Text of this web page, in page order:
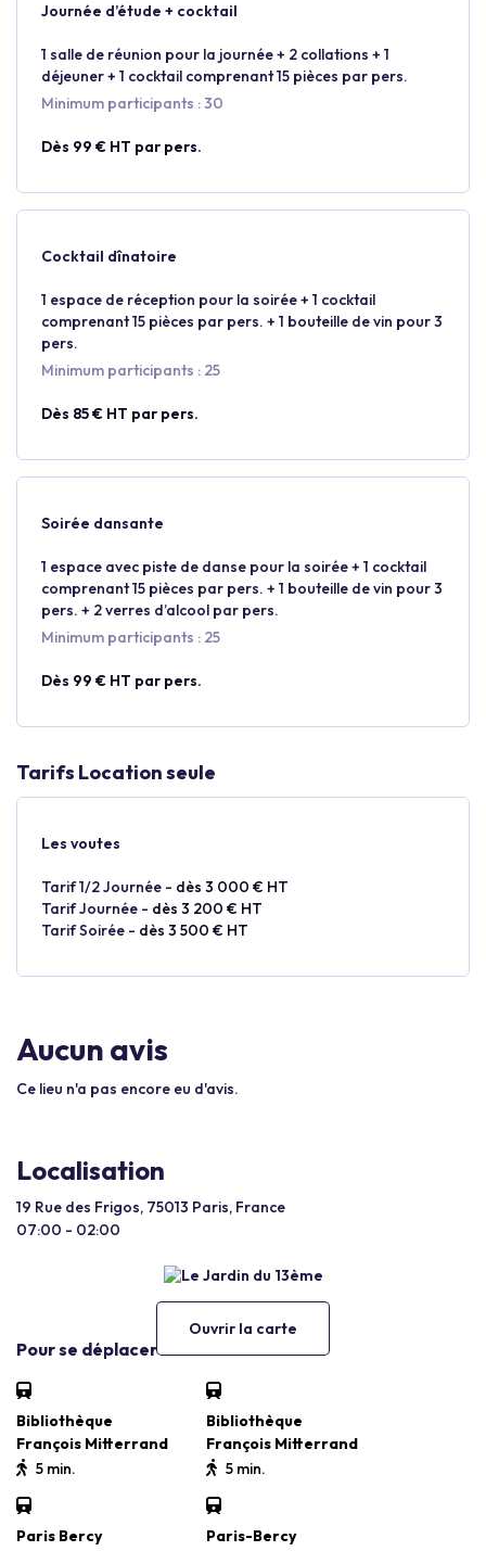
Journée d’étude + cocktail
1 salle de réunion pour la journée + 2 collations + 1
déjeuner + 1 cocktail comprenant 15 pièces par pers.
Minimum participants : 30
Dès 99 € HT par pers.
Cocktail dînatoire
1 espace de réception pour la soirée + 1 cocktail
comprenant 15 pièces par pers. + 1 bouteille de vin pour 3
pers.
Minimum participants : 25
Dès 85 € HT par pers.
Soirée dansante
1 espace avec piste de danse pour la soirée + 1 cocktail
comprenant 15 pièces par pers. + 1 bouteille de vin pour 3
pers. + 2 verres d’alcool par pers.
Minimum participants : 25
Dès 99 € HT par pers.
Tarifs Location seule
Les voutes
Tarif 1/2 Journée - dès 3 000 € HT
Tarif Journée - dès 3 200 € HT
Tarif Soirée - dès 3 500 € HT
Aucun avis
Ce lieu n'a pas encore eu d'avis.
Localisation
19 Rue des Frigos, 75013 Paris, France
07:00 - 02:00
Ouvrir la carte
Pour se déplacer
Bibliothèque
François Mitterrand
5 min.
Bibliothèque
François Mitterrand
5 min.
Paris Bercy
Paris-Bercy